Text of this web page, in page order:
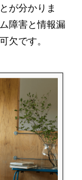
が分かりま
障害と情報漏
欠です。